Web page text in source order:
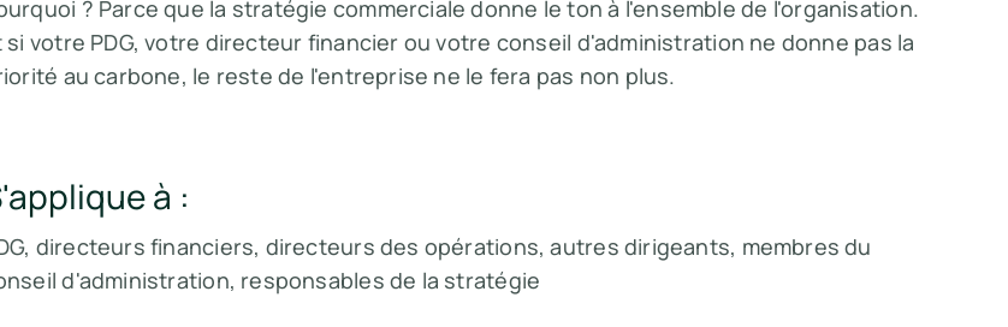
? Parce que la stratégie commerciale donne le ton à l'ensemble de l'organisation.
si votre PDG, votre directeur financier ou votre conseil d'administration ne donne pas la
au carbone, le reste de l'entreprise ne le fera pas non plus.
à :
directeurs financiers, directeurs des opérations, autres dirigeants, membres du
d'administration, responsables de la stratégie